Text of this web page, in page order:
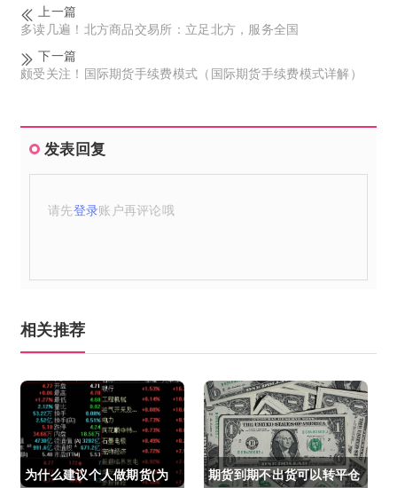
上一篇
多读几遍！北方商品交易所：立足北方，服务全国
下一篇
颇受关注！国际期货手续费模式（国际期货手续费模式详解）
发表回复
请先登录账户再评论哦
相关推荐
为什么建议个人做期货(为
期货到期不出货可以转平仓